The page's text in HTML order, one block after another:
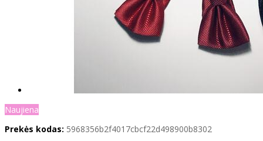
Naujiena
Prekės kodas: 5968356b2f4017cbcf22d498900b8302